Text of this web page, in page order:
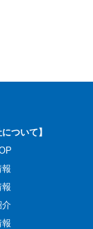
について】
報
報
介
報